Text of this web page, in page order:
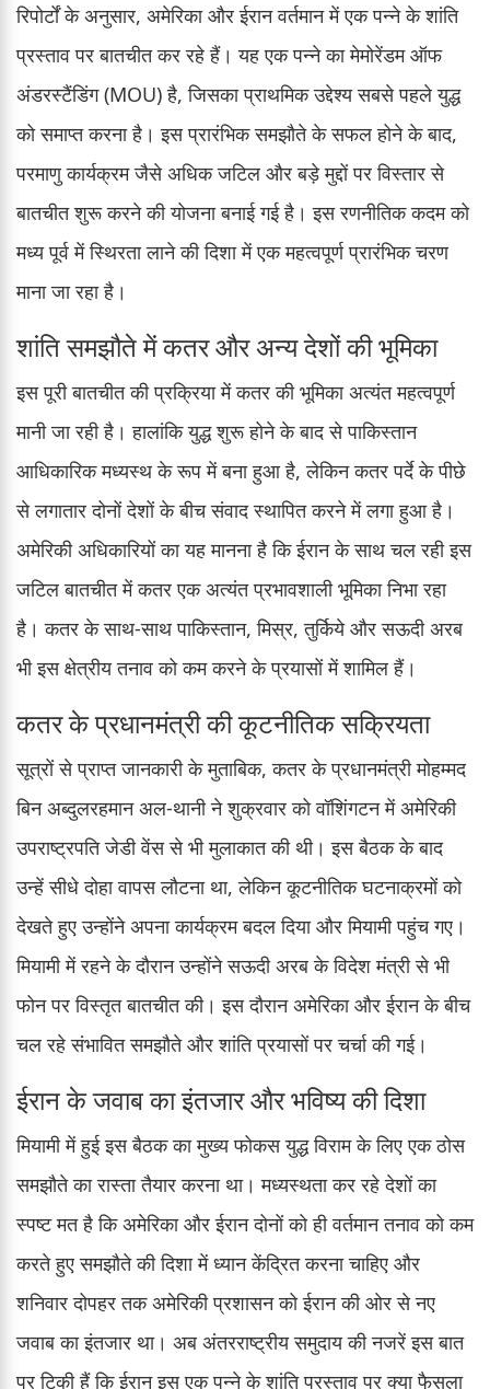
रिपोर्टों के अनुसार, अमेरिका और ईरान वर्तमान में एक पन्ने के शांति
प्रस्ताव पर बातचीत कर रहे हैं। यह एक पन्ने का मेमोरेंडम ऑफ
अंडरस्टैंडिंग (MOU) है, जिसका प्राथमिक उद्देश्य सबसे पहले युद्ध
को समाप्त करना है। इस प्रारंभिक समझौते के सफल होने के बाद,
परमाणु कार्यक्रम जैसे अधिक जटिल और बड़े मुद्दों पर विस्तार से
बातचीत शुरू करने की योजना बनाई गई है। इस रणनीतिक कदम को
मध्य पूर्व में स्थिरता लाने की दिशा में एक महत्वपूर्ण प्रारंभिक चरण
माना जा रहा है।
शांति समझौते में कतर और अन्य देशों की भूमिका
इस पूरी बातचीत की प्रक्रिया में कतर की भूमिका अत्यंत महत्वपूर्ण
मानी जा रही है। हालांकि युद्ध शुरू होने के बाद से पाकिस्तान
आधिकारिक मध्यस्थ के रूप में बना हुआ है, लेकिन कतर पर्दे के पीछे
से लगातार दोनों देशों के बीच संवाद स्थापित करने में लगा हुआ है।
अमेरिकी अधिकारियों का यह मानना है कि ईरान के साथ चल रही इस
जटिल बातचीत में कतर एक अत्यंत प्रभावशाली भूमिका निभा रहा
है। कतर के साथ-साथ पाकिस्तान, मिस्र, तुर्किये और सऊदी अरब
भी इस क्षेत्रीय तनाव को कम करने के प्रयासों में शामिल हैं।
कतर के प्रधानमंत्री की कूटनीतिक सक्रियता
सूत्रों से प्राप्त जानकारी के मुताबिक, कतर के प्रधानमंत्री मोहम्मद
बिन अब्दुलरहमान अल-थानी ने शुक्रवार को वॉशिंगटन में अमेरिकी
उपराष्ट्रपति जेडी वेंस से भी मुलाकात की थी। इस बैठक के बाद
उन्हें सीधे दोहा वापस लौटना था, लेकिन कूटनीतिक घटनाक्रमों को
देखते हुए उन्होंने अपना कार्यक्रम बदल दिया और मियामी पहुंच गए।
मियामी में रहने के दौरान उन्होंने सऊदी अरब के विदेश मंत्री से भी
फोन पर विस्तृत बातचीत की। इस दौरान अमेरिका और ईरान के बीच
चल रहे संभावित समझौते और शांति प्रयासों पर चर्चा की गई।
ईरान के जवाब का इंतजार और भविष्य की दिशा
मियामी में हुई इस बैठक का मुख्य फोकस युद्ध विराम के लिए एक ठोस
समझौते का रास्ता तैयार करना था। मध्यस्थता कर रहे देशों का
स्पष्ट मत है कि अमेरिका और ईरान दोनों को ही वर्तमान तनाव को कम
करते हुए समझौते की दिशा में ध्यान केंद्रित करना चाहिए और
शनिवार दोपहर तक अमेरिकी प्रशासन को ईरान की ओर से नए
जवाब का इंतजार था। अब अंतरराष्ट्रीय समुदाय की नजरें इस बात
पर टिकी हैं कि ईरान इस एक पन्ने के शांति प्रस्ताव पर क्या फैसला